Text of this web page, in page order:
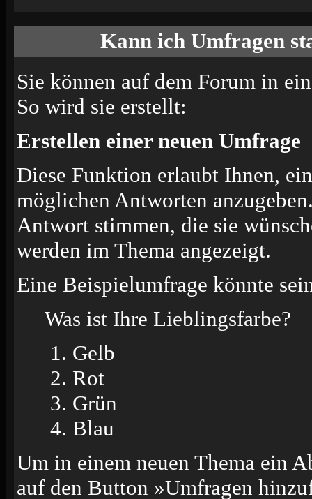
Kann ich Umfragen
Sie können auf dem Forum in
So wird sie erstellt:
Erstellen einer neuen Umfrage
Diese Funktion erlaubt Ihnen,
möglichen Antworten
Antwort stimmen, die sie
werden im Thema angezeigt.
Eine Beispielumfrage könnte
Was ist Ihre Lieblingsfarbe?
Gelb
Rot
Grün
Blau
Um in einem neuen Thema ein
auf den Button »Umfragen